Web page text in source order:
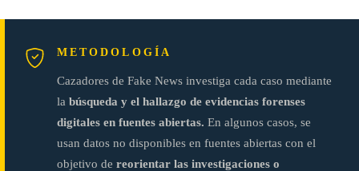
METODOLOGÍA
Cazadores de Fake News investiga cada caso mediante
la búsqueda y el hallazgo de evidencias forenses
digitales en fuentes abiertas. En algunos casos, se
usan datos no disponibles en fuentes abiertas con el
objetivo de reorientar las investigaciones o